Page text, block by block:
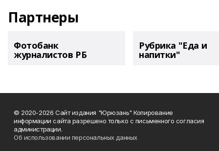
Партнеры
Фотобанк
журналистов РБ
Рубрика "Еда и
напитки"
© 2020-2026 Сайт издания "Юрюзань" Копирование
информации сайта разрешено только с письменного согласия
администрации.
Об использовании персональных данных